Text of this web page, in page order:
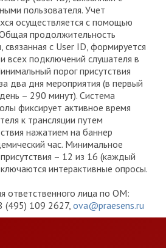
пользователя. Учет
осуществляется с помощью
продолжительность
с User ID, формируется
всех подключений слушателя в
порог присутствия
два дня мероприятия (в первый
– 290 минут). Система
фиксирует активное время
к трансляции путем
нажатием на баннер
час. Минимальное
– 12 из 16 (каждый
интерактивные опросы.
ответственного лица по ОМ:
(495) 109 2627, ova@praesens.ru